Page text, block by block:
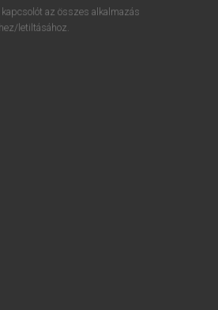
az összes alkalmazás
letiltásához.